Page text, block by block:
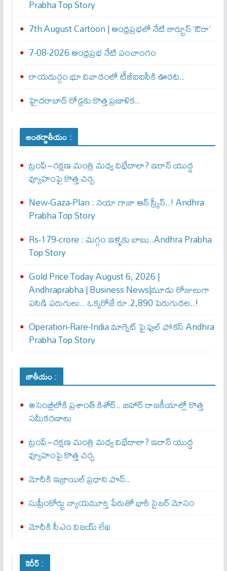
Prabha Top Story
7th August Cartoon | ఆంధ్రప్రభలో నేటి కార్టూన్ ‘ఔరా’
7-08-2026 ఆంధ్రప్రభ నేటి పంచాంగం
రాయదుర్గం భూ వివాదంలో టీజీఐఐసీకి ఊరట..
హైదరాబాద్ రోడ్లకు కొత్త ప్రణాళిక..
అంతర్జాతీయం :
ట్రంప్–రక్షణ మంత్రి మధ్య విభేదాలా? ఇరాన్ యుద్ధ
వ్యూహంపై కొత్త చర్చ
New-Gaza-Plan : న‌యా గాజా ఆన్ స్క్రీన్‌..! Andhra
Prabha Top Story
Rs-179-crore : మ‌గ్గం ఇళ్ళ‌కు బాబు..Andhra Prabha
Top Story
Gold Price Today August 6, 2026 |
Andhraprabha | Business News|మూడు రోజులుగా
పసిడి పరుగులు.. ఒక్కరోజే రూ.2,890 పెరుగుద‌ల‌..!
Operation-Rare-India మాగ్నెట్ పై ఫుల్ ఫోక‌స్ Andhra
Prabha Top Story
జాతీయం :
అసెంబ్లీలోకి ప్రశాంత్ కిశోర్.. బిహార్ రాజకీయాల్లో కొత్త
సమీకరణాలు
ట్రంప్–రక్షణ మంత్రి మధ్య విభేదాలా? ఇరాన్ యుద్ధ
వ్యూహంపై కొత్త చర్చ
మోదీకి ఇజ్రాయిల్ ప్ర‌ధాని ఫొన్..
సుప్రీంకోర్టు న్యాయమూర్తి పేరుతో భారీ సైబర్ మోసం
మోదీకి సీఎం విజయ్ లేఖ
కెరీర్ :